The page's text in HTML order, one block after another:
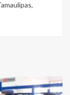
,